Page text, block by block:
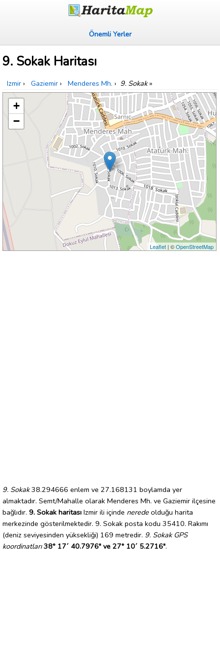
Önemli Yerler
9. Sokak Haritası
Izmir › Gaziemir › Menderes Mh. › 9. Sokak»
+
−
Leaflet| ©OpenStreetMap
9. Sokak38.294666 enlem ve 27.168131 boylamda yer
almaktadır. Semt/Mahalle olarak Menderes Mh. ve Gaziemir ilçesine
bağlıdır. 9. Sokak haritası Izmir ili içinde nerede olduğu harita
merkezinde gösterilmektedir. 9. Sokak posta kodu 35410. Rakımı
(deniz seviyesinden yüksekliği) 169 metredir. 9. Sokak GPS
koordinatları 38° 17´ 40.7976" ve 27° 10´ 5.2716".